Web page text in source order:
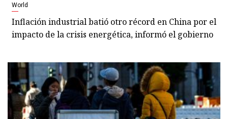
World
Inflación industrial batió otro récord en China por el
impacto de la crisis energética, informó el gobierno